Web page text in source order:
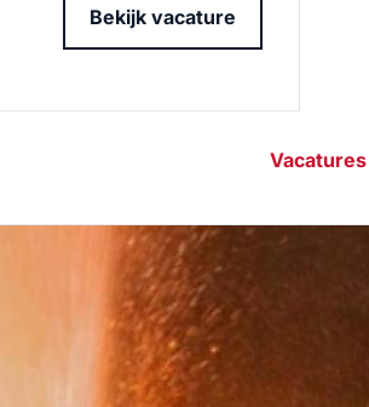
Bekijk vacature
Vacatures